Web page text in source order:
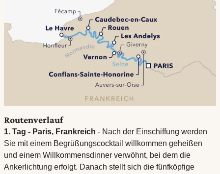
Routenverlauf
1. Tag - Paris, Frankreich - Nach der Einschiffung werden
Sie mit einem Begrüßungscocktail willkommen geheißen
und einem Willkommensdinner verwöhnt, bei dem die
Ankerlichtung erfolgt. Danach stellt sich die fünfköpfige